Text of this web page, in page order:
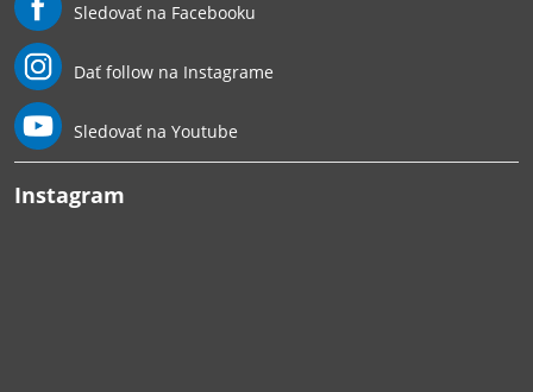
Sledovať na Facebooku
Dať follow na Instagrame
Sledovať na Youtube
Instagram